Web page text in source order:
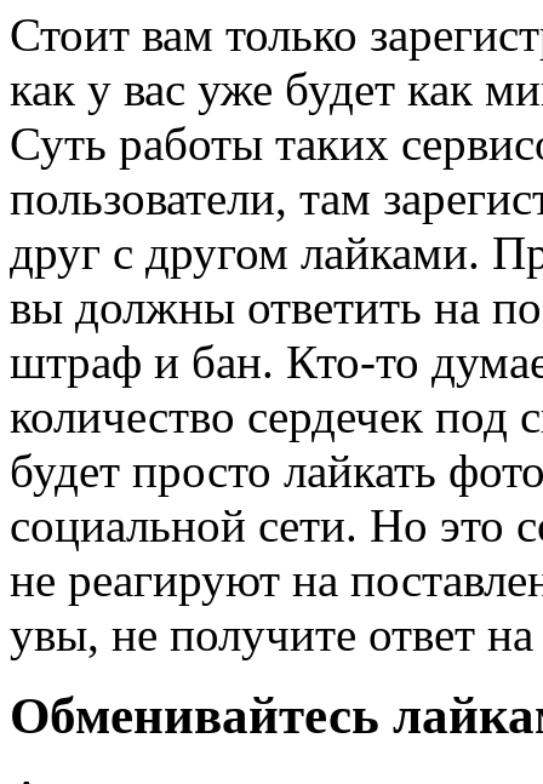
Стоит вам только
как у вас уже будет как
Суть работы таких
пользователи, там
друг с другом лайками.
вы должны ответить на
штраф и бан. Кто-то
количество сердечек
будет просто лайкать
социальной сети. Но это
не реагируют на
увы, не получите ответ
Обменивайтесь